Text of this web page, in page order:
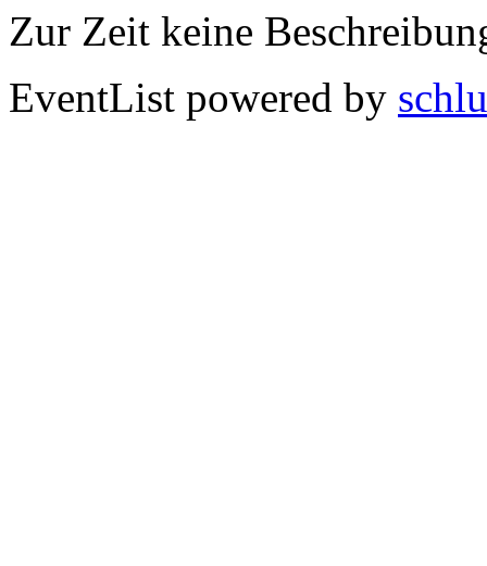
Zur Zeit keine
EventList powered by